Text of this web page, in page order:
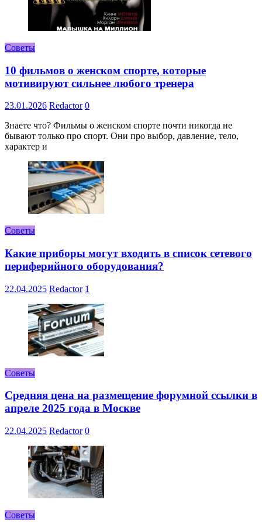
Советы
10 фильмов о женском спорте, которые
мотивируют сильнее любого тренера
23.01.2026 Redactor 0
Знаете что? Фильмы о женском спорте почти никогда не
бывают только про спорт. Они про выбор, давление, тело,
характер и
Советы
Какие приборы могут входить в список сетевого
периферийного оборудования?
22.04.2025 Redactor 1
Советы
Средняя цена на размещение форумной ссылки в
апреле 2025 года в Москве
22.04.2025 Redactor 0
Советы